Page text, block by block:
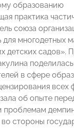
образованию
практика
союза
многодетных
детских садов».
в сфере
всех
об опыте
проблемам
стороны